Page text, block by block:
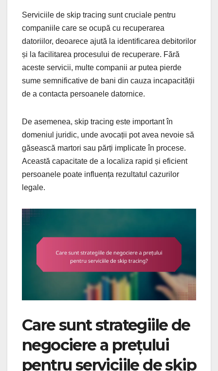
Serviciile de skip tracing sunt cruciale pentru
companiile care se ocupă cu recuperarea
datoriilor, deoarece ajută la identificarea debitorilor
și la facilitarea procesului de recuperare. Fără
aceste servicii, multe companii ar putea pierde
sume semnificative de bani din cauza incapacității
de a contacta persoanele datornice.
De asemenea, skip tracing este important în
domeniul juridic, unde avocații pot avea nevoie să
găsească martori sau părți implicate în procese.
Această capacitate de a localiza rapid și eficient
persoanele poate influența rezultatul cazurilor
legale.
Care sunt strategiile de
negociere a prețului
pentru serviciile de skip